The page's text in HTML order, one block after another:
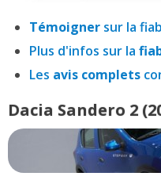
Témoigner sur la
Plus d'infos sur la
Les avis complets
Dacia Sandero 2